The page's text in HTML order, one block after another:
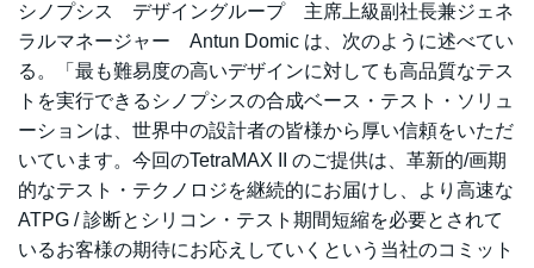
シノプシス デザイングループ 主席上級副社長兼ジェネ
ラルマネージャー Antun Domic は、次のように述べてい
る。「最も難易度の高いデザインに対しても高品質なテス
トを実行できるシノプシスの合成ベース・テスト・ソリュ
ーションは、世界中の設計者の皆様から厚い信頼をいただ
いています。今回のTetraMAX II のご提供は、革新的/画期
的なテスト・テクノロジを継続的にお届けし、より高速な
ATPG / 診断とシリコン・テスト期間短縮を必要とされて
いるお客様の期待にお応えしていくという当社のコミット